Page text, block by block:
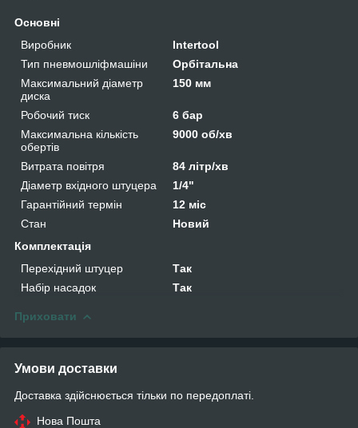
Основні
Виробник
Intertool
Тип пневмошліфмашіни
Орбітальна
Максимальний діаметр
диска
150 мм
Робочий тиск
6 бар
Максимальна кількість
обертів
9000 об/хв
Витрата повітря
84 літр/хв
Діаметр вхідного штуцера
1/4"
Гарантійний термін
12 міс
Стан
Новий
Комплектація
Перехідний штуцер
Так
Набір насадок
Так
Приховати
Умови доставки
Доставка здійснюється тільки по передоплаті.
Нова Пошта